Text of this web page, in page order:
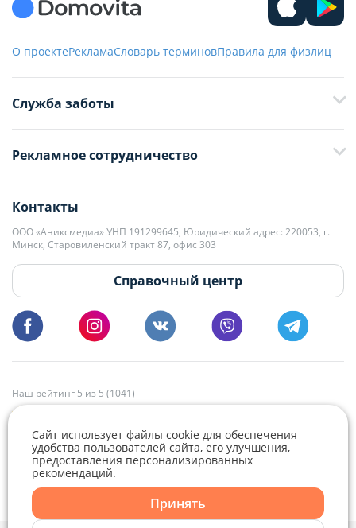
Telegram
О проектеРекламаСловарь терминовПравила для физлиц
Служба заботы
+375 33 376-13-70
editor@domovita.by
Мы принимаем звонки и отвечаем на письма в будние дни с 9:00 до
18:00.
Рекламное сотрудничество
kb@domovita.by
+375 29 179-11-28 Владислав Гладченко
vg@domovita.by
Пишите и звоните нам в будние дни с 8:00 до 20:00.
Контакты
ООО «Аниксмедиа» УНП 191299645, Юридический адрес: 220053, г.
Минск, Старовиленский тракт 87, офис 303
Справочный центр
Наш рейтинг 5 из 5 (1041)
Сайт использует файлы cookie для обеспечения
удобства пользователей сайта, его улучшения,
предоставления персонализированных
рекомендаций.
Принять